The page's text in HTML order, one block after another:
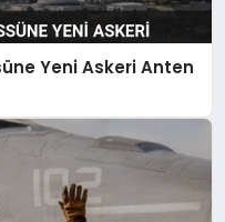
Yeni Askeri Anten